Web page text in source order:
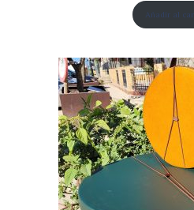
Añadir al